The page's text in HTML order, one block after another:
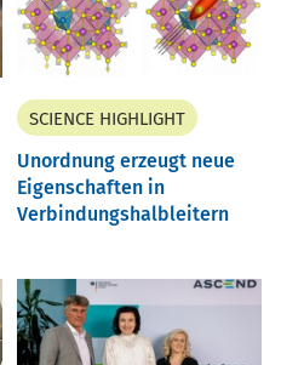
SCIENCE HIGHLIGHT
Unordnung erzeugt neue
Eigenschaften in
Verbindungshalbleitern